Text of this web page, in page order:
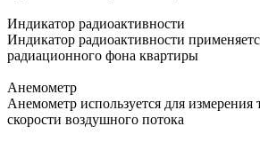
Индикатор радиоактивности
Индикатор радиоактивности
радиационного фона квартиры
Анемометр
Анемометр используется для измерения
скорости воздушного потока